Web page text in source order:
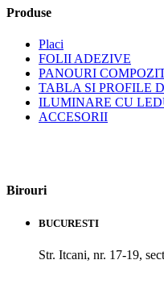
Produse
Placi
FOLII ADEZIVE
PANOURI
TABLA SI PROFILE
ILUMINARE CU
ACCESORII
Birouri
BUCURESTI
Str. Itcani, nr. 17-19,